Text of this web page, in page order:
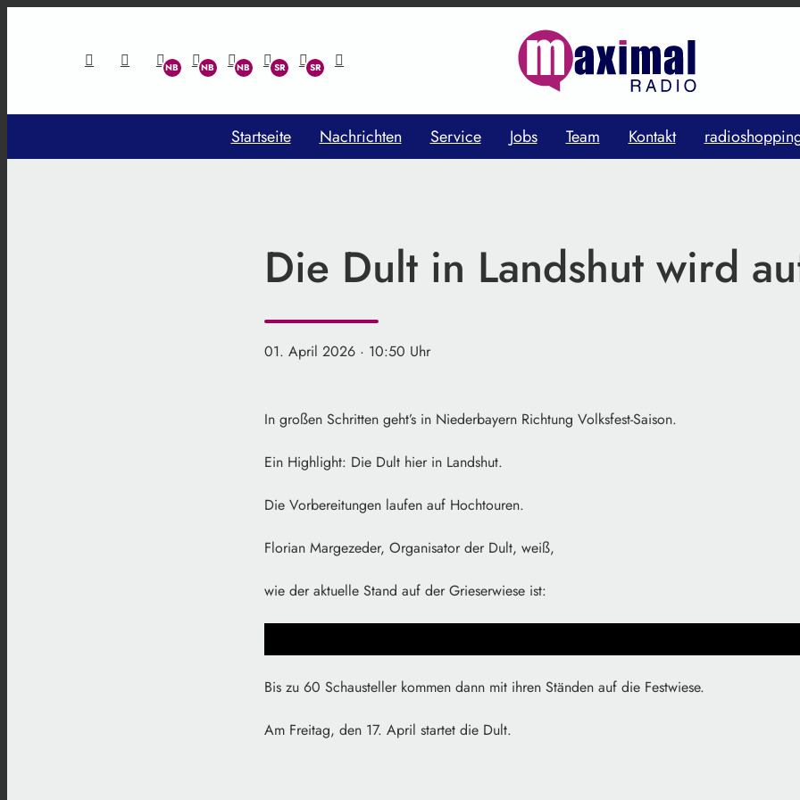
Startseite Nachrichten Service Jobs Team Kontakt
Die Dult in Landshut wird
01. April 2026 · 10:50 Uhr
In großen Schritten geht’s in Niederbayern Richtung Volksfest-Saison.
Ein Highlight: Die Dult hier in Landshut.
Die Vorbereitungen laufen auf Hochtouren.
Florian Margezeder, Organisator der Dult, weiß,
wie der aktuelle Stand auf der Grieserwiese ist:
Bis zu 60 Schausteller kommen dann mit ihren Ständen auf die Festwiese.
Am Freitag, den 17. April startet die Dult.